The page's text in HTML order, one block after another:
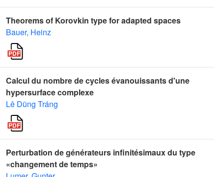
Theorems of Korovkin type for adapted spaces
Bauer, Heinz
Calcul du nombre de cycles évanouissants d'une
hypersurface complexe
Lê Dũng Tráng
Perturbation de générateurs infinitésimaux du type
«changement de temps»